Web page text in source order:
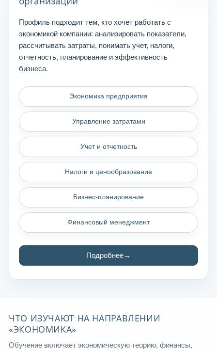
Профиль подходит тем, кто хочет работать с
экономикой компании: анализировать показатели,
рассчитывать затраты, понимать учет, налоги,
отчетность, планирование и эффективность
бизнеса.
Экономика предприятия
Управление затратами
Учет и отчетность
Налоги и ценообразование
Бизнес-планирование
Финансовый менеджмент
Подробнее
ЧТО ИЗУЧАЮТ НА НАПРАВЛЕНИИ
«ЭКОНОМИКА»
Обучение включает экономическую теорию, финансы,